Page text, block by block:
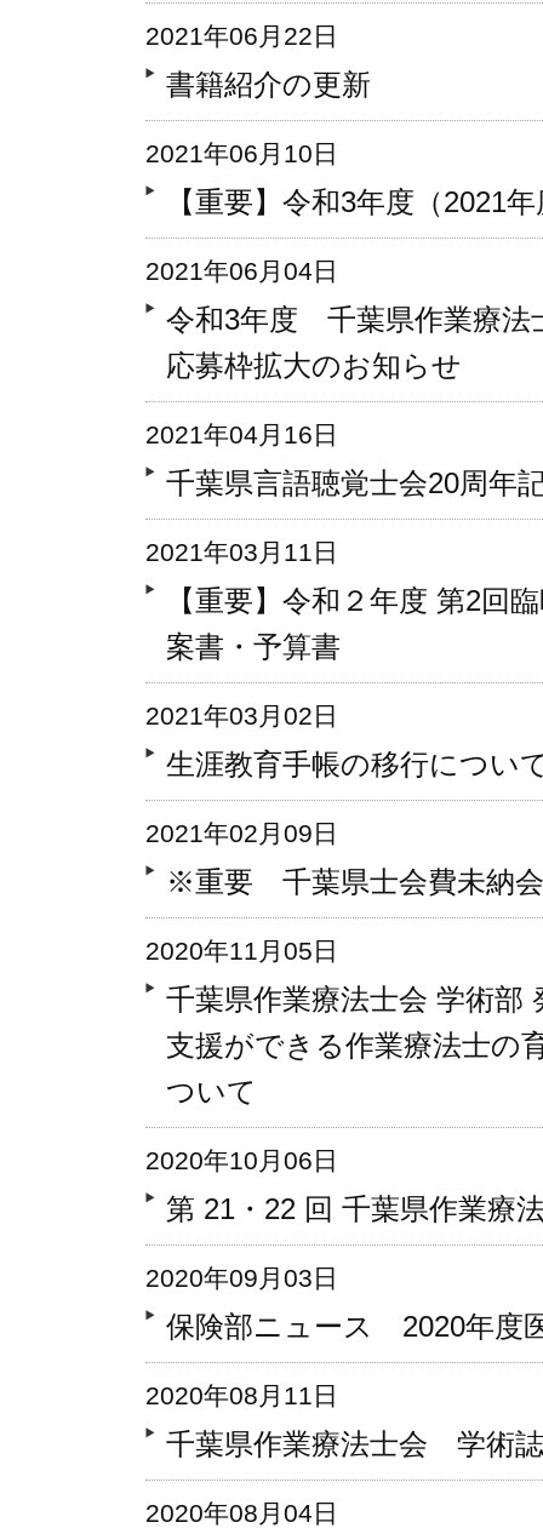
2021年06月22日
書籍紹介の更新
2021年06月10日
【重要】令和3年度（2021
2021年06月04日
令和3年度 千葉県作業療法
応募枠拡大のお知らせ
2021年04月16日
千葉県言語聴覚士会20周年
2021年03月11日
【重要】令和２年度 第2回
案書・予算書
2021年03月02日
生涯教育手帳の移行につい
2021年02月09日
※重要 千葉県士会費未納
2020年11月05日
千葉県作業療法士会 学術部
支援ができる作業療法士の
ついて
2020年10月06日
第 21・22 回 千葉県作業療
2020年09月03日
保険部ニュース 2020年度
2020年08月11日
千葉県作業療法士会 学術
2020年08月04日